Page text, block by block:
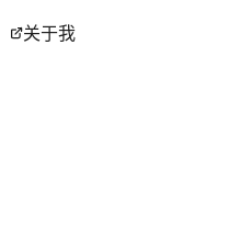
关于我